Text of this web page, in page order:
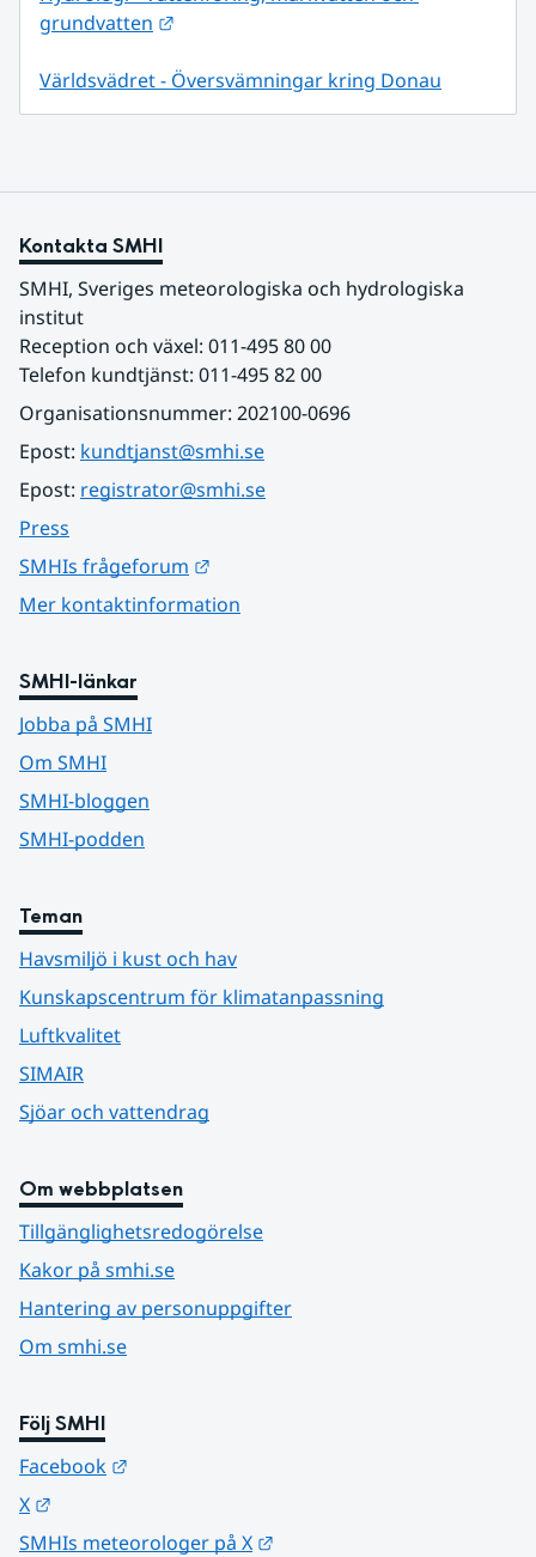
grundvatten
Världsvädret - Översvämningar kring Donau
Kontakta SMHI
SMHI, Sveriges meteorologiska och hydrologiska
institut
Reception och växel: 011-495 80 00
Telefon kundtjänst: 011-495 82 00
Organisationsnummer: 202100-0696
Epost: kundtjanst@smhi.se
Epost: registrator@smhi.se
Press
SMHIs frågeforum
Mer kontaktinformation
SMHI-länkar
Jobba på SMHI
Om SMHI
SMHI-bloggen
SMHI-podden
Teman
Havsmiljö i kust och hav
Kunskapscentrum för klimatanpassning
Luftkvalitet
SIMAIR
Sjöar och vattendrag
Om webbplatsen
Tillgänglighetsredogörelse
Kakor på smhi.se
Hantering av personuppgifter
Om smhi.se
Följ SMHI
Facebook
X
SMHIs meteorologer på X